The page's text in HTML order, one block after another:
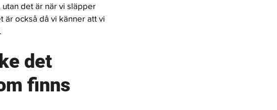
det är när vi släpper
är också då vi känner att vi
det
finns